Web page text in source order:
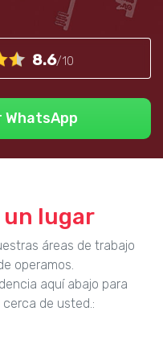
8.6/10
lugar
áreas de trabajo
operamos.
aquí abajo para
de usted.: